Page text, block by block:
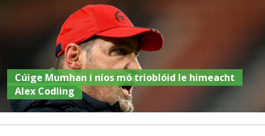
Cúige Mumhan i níos mó trioblóid le himeacht
Alex Codling